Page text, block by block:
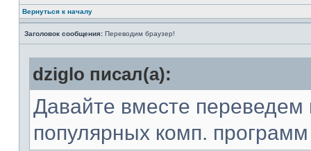
Вернуться к началу
Заголовок сообщения: Переводим браузер!
dziglo писал(а):
Давайте вместе переведем
популярных комп.